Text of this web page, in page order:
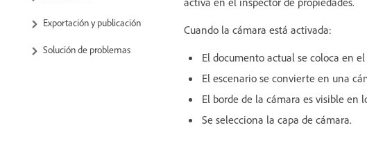
Exportación y publicación
Solución de problemas
Cuando la cámara está activada:
El documento actual se coloca en
El escenario se convierte en una
El borde de la cámara es visible en
Se selecciona la capa de cámara.